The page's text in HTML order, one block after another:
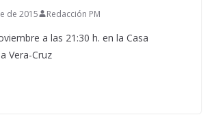
de 2015 Redacción PM
a las 21:30 h. en la Casa
Vera-Cruz